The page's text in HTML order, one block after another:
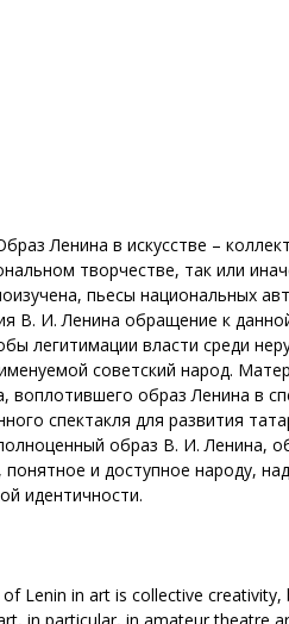
Ленина в искусстве –
творчестве, так или
пьесы национальных
В. И. Ленина обращение к
легитимации власти среди
советский народ.
образ Ленина в
спектакля для развития
образ В. И. Ленина,
и доступное народу,
идентичности.
Lenin in art is collective creativity,